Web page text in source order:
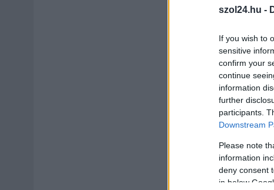
szol24.hu -
If you wish to
sensitive
confirm your
continue
information
further
participants.
Downstream
Please note
information
deny consent
in below